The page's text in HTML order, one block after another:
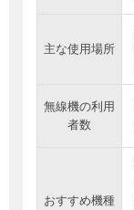
主な使用場所
無線機の利用
者数
おすすめ機種